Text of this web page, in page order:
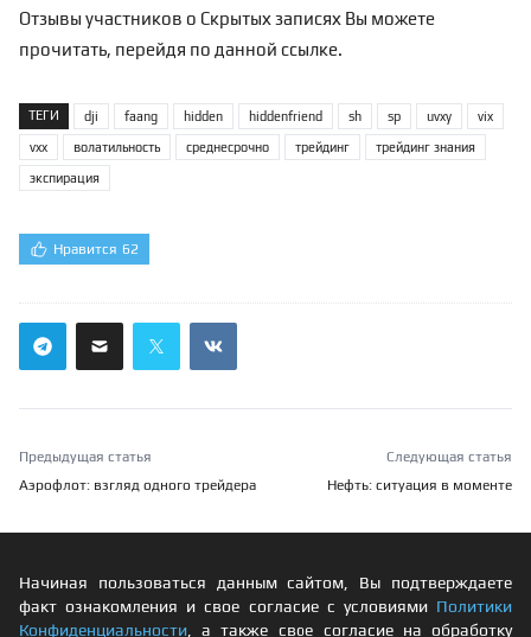
Отзывы участников о Скрытых записях Вы можете
прочитать, перейдя по данной ссылке.
ТЕГИ dji faang hidden hiddenfriend sh sp uvxy vix
vxx волатильность среднесрочно трейдинг трейдинг знания
экспирация
Нравится 62
Предыдущая статья
Аэрофлот: взгляд одного трейдера
Следующая статья
Нефть: ситуация в моменте
Начиная пользоваться данным сайтом, Вы подтверждаете
факт ознакомления и свое согласие с условиями Политики
Конфиденциальности , а также свое согласие на обработку